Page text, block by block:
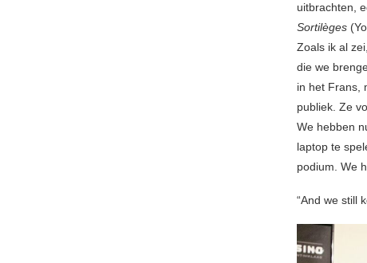
uitbrachten,
Sortilèges
Zoals ik al
die we
in het Frans,
publiek. Ze
We hebben
laptop te
podium. We
“And we still